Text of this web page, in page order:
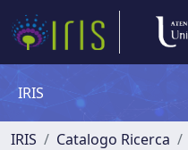
IRIS
IRIS Catalogo Ricerca